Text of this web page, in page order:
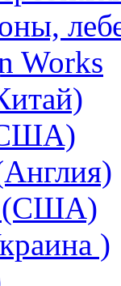
Works
(США)
)